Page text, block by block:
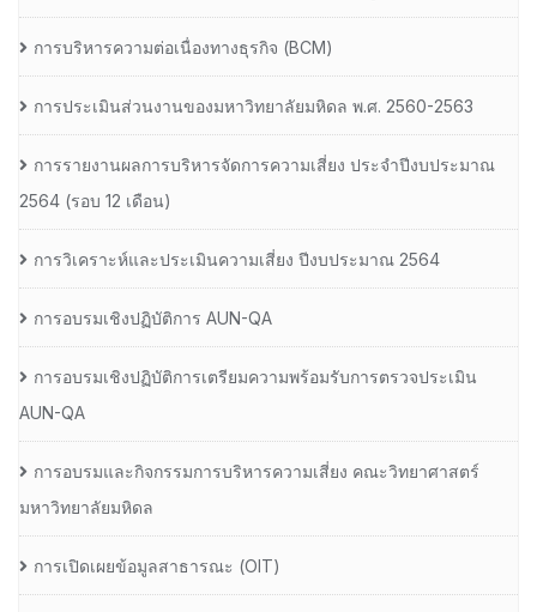
การบริหารความต่อเนื่องทางธุรกิจ (BCM)
การประเมินส่วนงานของมหาวิทยาลัยมหิดล พ.ศ. 2560-2563
การรายงานผลการบริหารจัดการความเสี่ยง ประจำปีงบประมาณ
2564 (รอบ 12 เดือน)
การวิเคราะห์และประเมินความเสี่ยง ปีงบประมาณ 2564
การอบรมเชิงปฏิบัติการ AUN-QA
การอบรมเชิงปฏิบัติการเตรียมความพร้อมรับการตรวจประเมิน
AUN-QA
การอบรมและกิจกรรมการบริหารความเสี่ยง คณะวิทยาศาสตร์
มหาวิทยาลัยมหิดล
การเปิดเผยข้อมูลสาธารณะ (OIT)